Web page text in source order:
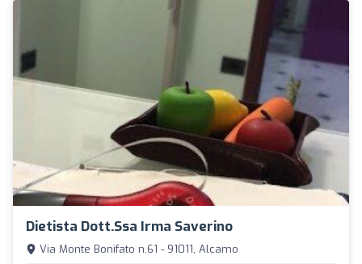
Dietista Dott.ssa Irma Saverino
Via Monte Bonifato n.61 - 91011, Alcamo